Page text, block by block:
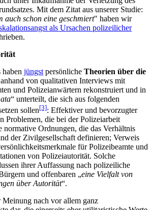
Mit dem Zitat aus unserer Studie:
schon eine geschmiert" haben wir
als Ursachen polizeilicher
haben jüngst persönliche Theorien über die
anhand von qualitativen Interviews mit
und Polizeianwärtern rekonstruiert und in
“ unterteilt, die sich aus folgenden
sollen[3]: Effektiver und bevorzugter
Problemen, die bei der Polizeiarbeit
normative Ordnungen, die das Verhältnis
der Zivilgesellschaft definieren; Verweis
für Polizeibeamte und
von Polizeiautorität. Solche
ihrer Auffassung nach polizeiliche
und offenbaren „eine Vielfalt von
über Autorität“.
Meinung nach vor allem ganz